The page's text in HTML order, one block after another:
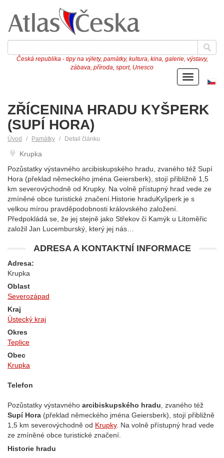
Česká republika - tipy na výlety, památky, kultura, kina, galerie, výstavy,
zábava, příroda, sport, Unesco
Menu
ZŘÍCENINA HRADU KYŠPERK
(SUPÍ HORA)
Úvod Památky Detail článku
Krupka
Pozůstatky výstavného arcibiskupského hradu, zvaného též Supí
Hora (překlad německého jména Geiersberk), stojí přibližně 1,5
km severovýchodně od Krupky. Na volně přístupný hrad vede ze
zmíněné obce turistické značení.Historie hraduKyšperk je s
velkou mírou pravděpodobnosti královského založení.
Předpokládá se, že jej stejně jako Střekov či Kamýk u Litoměřic
založil Jan Lucemburský, který jej nás…
ADRESA A KONTAKTNÍ INFORMACE
Adresa:
Krupka
Oblast
Severozápad
Kraj
Ústecký kraj
Okres
Teplice
Obec
Krupka
Telefon
Pozůstatky výstavného arcibiskupského hradu , zvaného též
Supí Hora (překlad německého jména Geiersberk), stojí přibližně
1,5 km severovýchodně od Krupky. Na volně přístupný hrad vede
ze zmíněné obce turistické značení.
Historie hradu